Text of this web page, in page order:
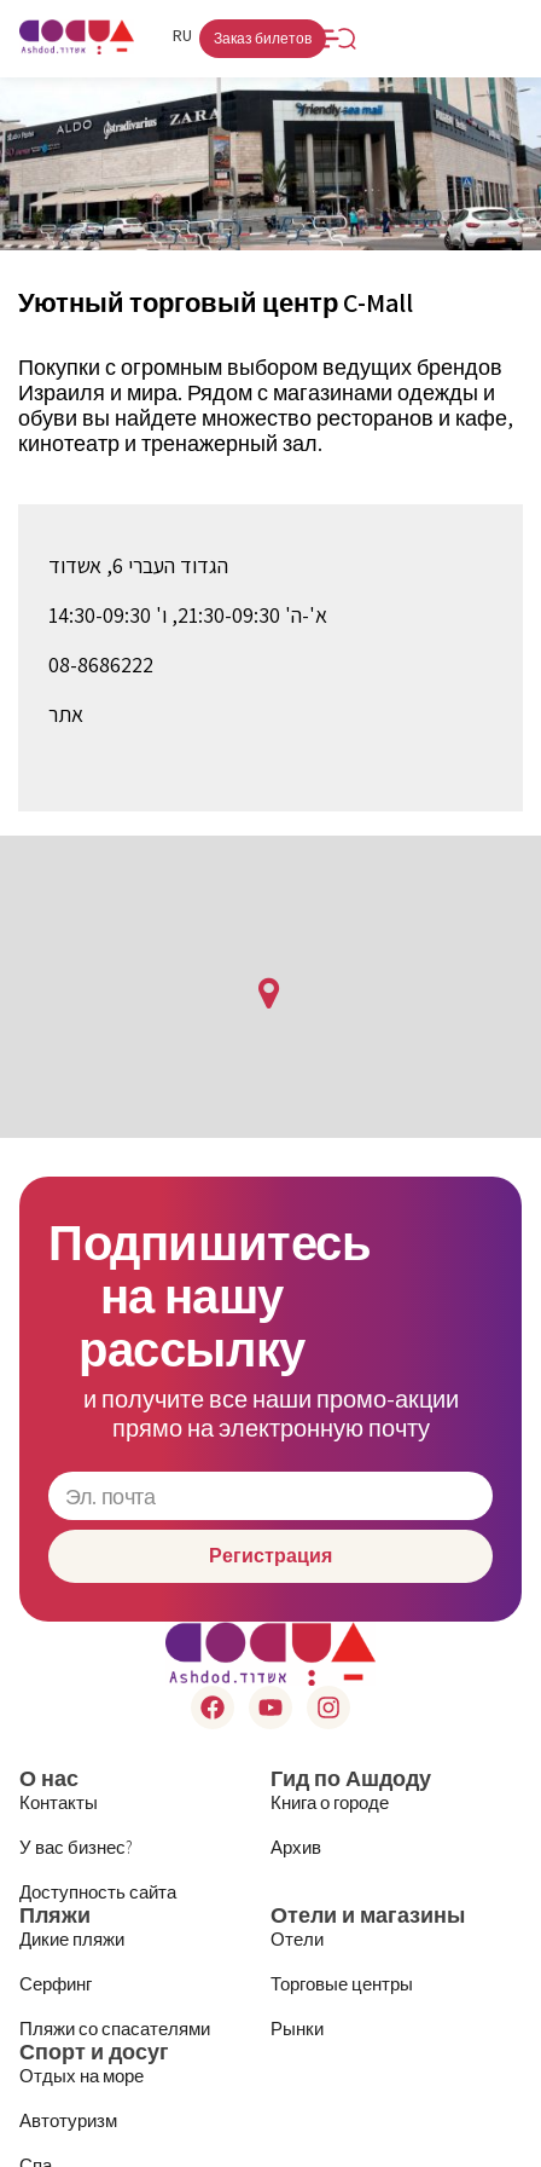
RU
HE
Заказ билетов
Уютный торговый центр C-Mall
Покупки с огромным выбором ведущих брендов
Израиля и мира. Рядом с магазинами одежды и
обуви вы найдете множество ресторанов и кафе,
кинотеатр и тренажерный зал.
הגדוד העברי 6, אשדוד
א'-ה' 21:30-09:30, ו' 14:30-09:30
08-8686222
אתר
Подпишитесь
на нашу
рассылку
и получите все наши промо-акции
прямо на электронную почту
Регистрация
О нас
Контакты
У вас бизнес?
Доступность сайта
Гид по Ашдоду
Книга о городе
Архив
Пляжи
Дикие пляжи
Серфинг
Пляжи со спасателями
Отели и магазины
Отели
Торговые центры
Рынки
Спорт и досуг
Отдых на море
Автотуризм